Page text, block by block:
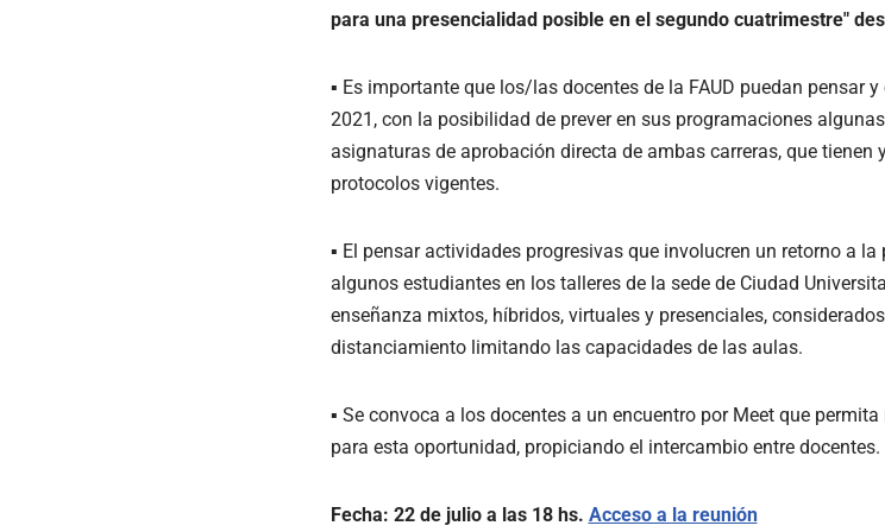
para una presencialidad posible en el segundo cuatrimestre"
▪ Es importante que los/las docentes de la FAUD puedan pensar
2021, con la posibilidad de prever en sus programaciones
asignaturas de aprobación directa de ambas carreras, que
protocolos vigentes.
▪ El pensar actividades progresivas que involucren un retorno a
algunos estudiantes en los talleres de la sede de Ciudad
enseñanza mixtos, híbridos, virtuales y presenciales,
distanciamiento limitando las capacidades de las aulas.
▪ Se convoca a los docentes a un encuentro por Meet que
para esta oportunidad, propiciando el intercambio entre docentes.
Fecha: 22 de julio a las 18 hs. Acceso a la reunión